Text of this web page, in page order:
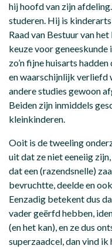
hij hoofd van zijn
studeren. Hij is
Raad van Bestuur van
keuze voor
zo’n fijne huisarts
en waarschijnlijk verliefd
andere studies gewoon
Beiden zijn inmiddels
kleinkinderen.
Ooit is de tweeling
uit dat ze niet eeneiig
dat een (razendsnelle)
bevruchtte, deelde en
Eenzadig betekent dus
vader geërfd hebben,
(en het kan), en ze dus
superzaadcel, dan vind